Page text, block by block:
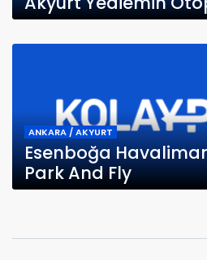
ANKARA / AKYURT
Esenboğa
Park And Fly